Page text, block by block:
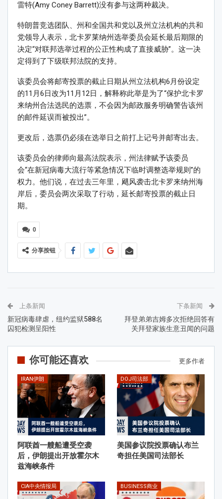
雷特(Amy Coney Barrett)没有参与这两种裁决。
特朗普竞选团队、州和全国共和党以及州立法机构的共和
党领导人表示，北卡罗莱纳州选举委员会延长最后期限的
决定“对联邦选举过程的公正性构成了直接威胁”。这一决
定得到了下级联邦法院的支持。
该委员会将邮寄投票的截止日期从州立法机构6月份设定
的11月6日改为11月12日，解释称此举是为了“保护北卡罗
来纳州合法选民的选票，不会因为邮政服务明确警告该州
的邮件延误而被投出”。
更改后，选票仍必须在选举日之前打上记号并邮寄出去。
该委员会的律师向最高法院表示，州法律赋予该委员
会“在新冠病毒大流行等紧急情况下临时调整选举规则”的
权力。他们说，在过去三年里，飓风袭击北卡罗来纳州海
岸后，委员会两次采取了行动，延长邮寄投票的截止日
期。
0
分享按钮
上条新闻
新冠病毒肆虐，纽约监狱588名
囚犯检测呈阳性
下条新闻
拜登弟弟吉姆多次拒绝回答有
关拜登家族生意丑闻的问题
你可能还喜欢 更多作者
IRAN伊朗
阿联酋一艘船遭受空袭
后，伊朗提出开放霍尔木
兹海峡条件
DOJ司法部
美国参议院投票确认布兰
奇担任美国司法部长
CIA中央情报局 BUSINESS商业